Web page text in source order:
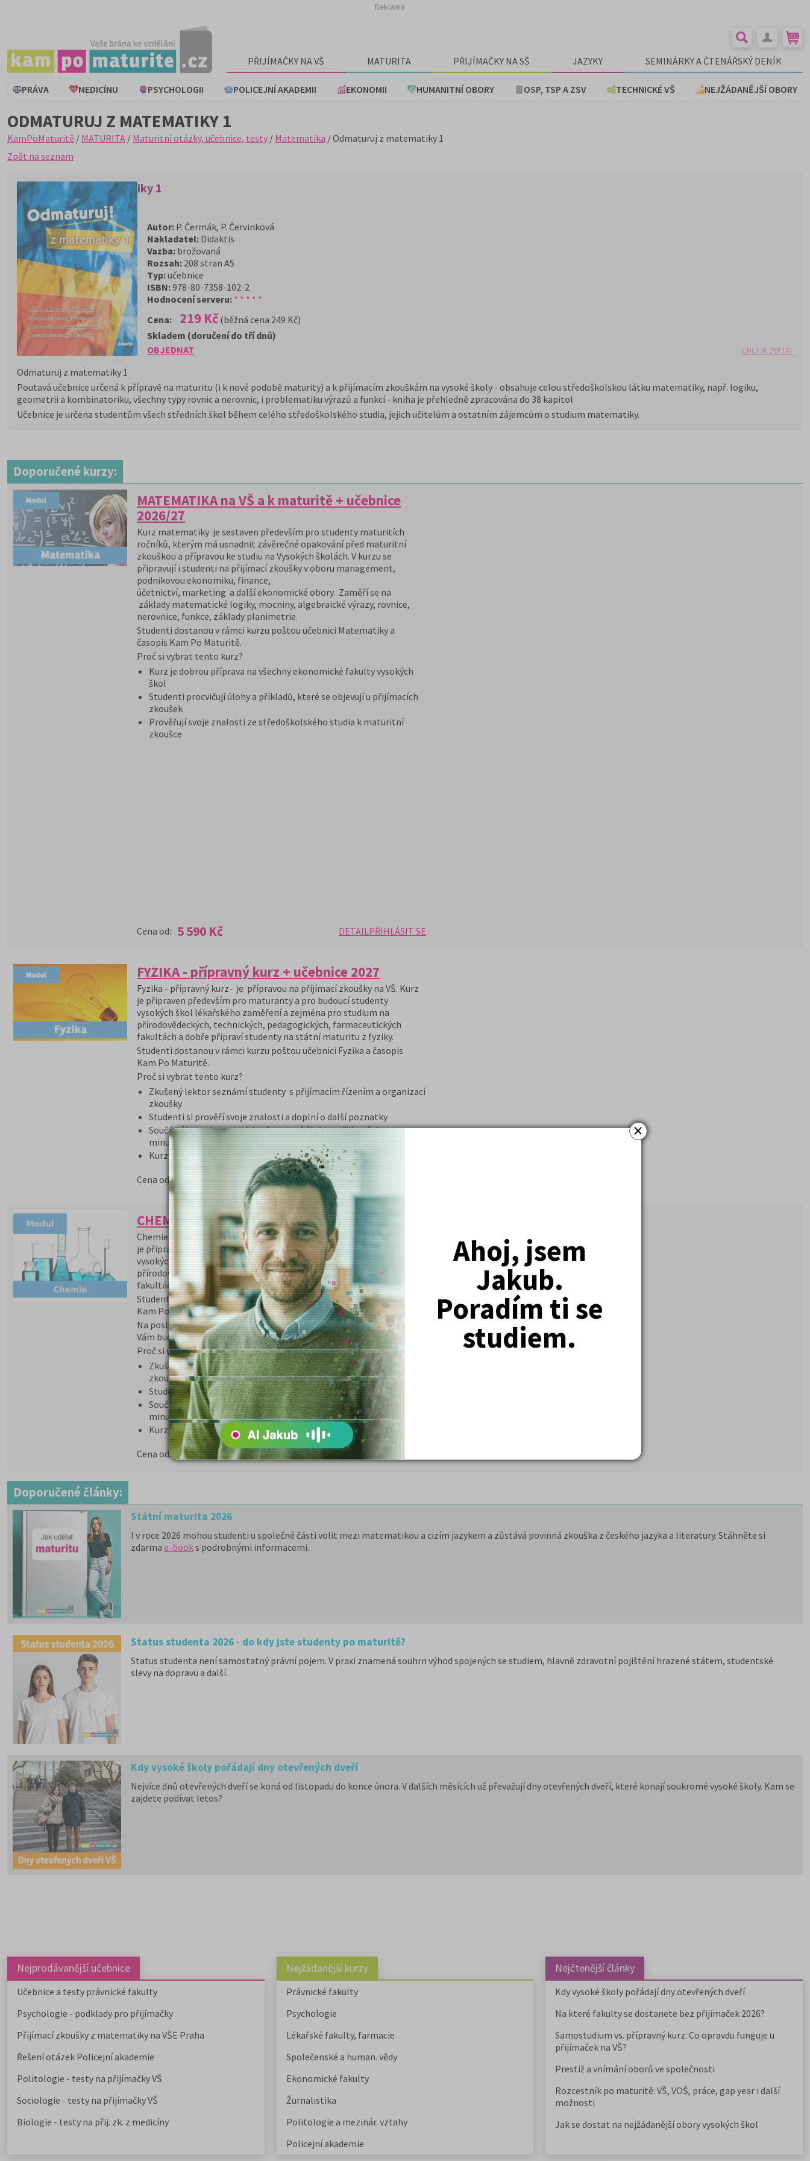
×
Ahoj, jsem
Jakub.
Poradím ti se
studiem.
Reklama
PŘIJÍMAČKY NA VŠ MATURITA PŘIJÍMAČKY NA SŠ JAZYKY SEMINÁRKY A ČTENÁŘSKÝ DENÍK
PRÁVA MEDICÍNU PSYCHOLOGII POLICEJNÍ AKADEMII EKONOMII HUMANITNÍ OBORY OSP, TSP A ZSV TECHNICKÉ VŠ NEJŽÁDANĚJŠÍ OBORY
ODMATURUJ Z MATEMATIKY 1
KamPoMaturitě / MATURITA / Maturitní otázky, učebnice, testy / Matematika / Odmaturuj z matematiky 1
Zpět na seznam
Odmaturuj z matematiky 1
Autor: P. Čermák, P. Červinková
Nakladatel: Didaktis
Vazba: brožovaná
Rozsah: 208 stran A5
Typ:učebnice
ISBN:978-80-7358-102-2
Hodnocení serveru: * * * * *
Odmaturuj z matematiky 1
Poutavá učebnice určená k přípravě na maturitu (i k nové podobě maturity) a k přijímacím zkouškám na vysoké školy - obsahuje celou středoškolskou látku matematiky, např. logiku,
geometrii a kombinatoriku, všechny typy rovnic a nerovnic, i problematiku výrazů a funkcí - kniha je přehledně zpracována do 38 kapitol
Učebnice je určena studentům všech středních škol během celého středoškolského studia, jejich učitelům a ostatním zájemcům o studium matematiky.
Cena: 219 Kč (běžná cena 249 Kč)
OBJEDNAT CHCI SE ZEPTAT
Skladem (doručení do tří dnů)
Doporučené kurzy:
MATEMATIKA na VŠ a k maturitě + učebnice
2026/27
Kurz matematiky je sestaven především pro studenty maturitích
ročníků, kterým má usnadnit závěrečné opakování před maturitní
zkouškou a přípravou ke studiu na Vysokých školách. V kurzu se
připravují i studenti na přijímací zkoušky v oboru management,
podnikovou ekonomiku, finance,
účetnictví, marketing a další ekonomické obory. Zaměří se na
základy matematické logiky, mocniny, algebraické výrazy, rovnice,
nerovnice, funkce, základy planimetrie.
Studenti dostanou v rámci kurzu poštou učebnici Matematiky a
časopis Kam Po Maturitě.
Proč si vybrat tento kurz?
Kurz je dobrou příprava na všechny ekonomické fakulty vysokých
škol
Studenti procvičují úlohy a příkladů, které se objevují u přijímacích
zkoušek
Prověřují svoje znalosti ze středoškolského studia k maturitní
zkoušce
Cena od: 5 590 Kč DETAILPŘIHLÁSIT SE
FYZIKA - přípravný kurz + učebnice 2027
Fyzika - přípravný kurz- je přípravou na příjímací zkoušky na VŠ. Kurz
je připraven především pro maturanty a pro budoucí studenty
vysokých škol lékařského zaměření a zejména pro studium na
přírodovědeckých, technických, pedagogických, farmaceutických
fakultách a dobře připraví studenty na státní maturitu z fyziky.
Studenti dostanou v rámci kurzu poštou učebnici Fyzika a časopis
Kam Po Maturitě.
Proč si vybrat tento kurz?
Zkušený lektor seznámí studenty s přijímacím řízením a organizací
zkoušky
Studenti si prověří svoje znalosti a doplní o další poznatky
Součástí kurzu jsou modelové testové úlohy z přijímaček z
minulých let
Kurzy probíhají v prezenční i online formě
Cena od: 5 590 Kč DETAIL PŘIHLÁSIT SE
CHEMIE - přípravný kurz + učebnice 2026/27
Chemie - přípravný kurz je přípravou na příjímací zkoušky na VŠ. Kurz
je připraven především pro maturanty a pro budoucí studenty
vysokých škol lékařského zaměření a zejména pro studium na
přírodovědeckých, technických, pedagogických, farmaceutických
fakultách a dobře připraví studenty na státní maturitu z chemie.
Studenti dostanou v rámci kurzu poštou učebnici CHEMIE a časopis
Kam Po Maturitě.
Na poslední chvíli zlepšíte výslednou známku z chemie a znalosti se
Vám budou hodit při zkouškách na LF.
Proč si vybrat tento kurz?
Zkušený lektor seznámí studenty s přijímacím řízením a organizací
zkoušky
Studenti si prověří svoje znalosti a doplní o další poznatky
Součástí kurzu jsou modelové testové úlohy z přijímaček z
minulých let
Kurzy probíhají v prezenční i online formě
Cena od: 5 590 Kč DETAIL PŘIHLÁSIT SE
Doporučené články:
Státní maturita 2026
I v roce 2026 mohou studenti u společné části volit mezi matematikou a cizím jazykem a zůstává povinná zkouška z českého jazyka a literatury. Stáhněte si
zdarma e-books podrobnými informacemi.
Status studenta 2026 - do kdy jste studenty po maturitě?
Status studenta není samostatný právní pojem. V praxi znamená souhrn výhod spojených se studiem, hlavně zdravotní pojištění hrazené státem, studentské
slevy na dopravu a další.
Kdy vysoké školy pořádají dny otevřených dveří
Nejvíce dnů otevřených dveří se koná od listopadu do konce února. V dalších měsících už převažují dny otevřených dveří, které konají soukromé vysoké školy. Kam se
zajdete podívat letos?
Nejprodávanější učebnice
Učebnice a testy právnické fakulty
Psychologie - podklady pro přijímačky
Přijímací zkoušky z matematiky na VŠE Praha
Řešení otázek Policejní akademie
Politologie - testy na přijímačky VŠ
Sociologie - testy na přijímačky VŠ
Biologie - testy na přij. zk. z medicíny
Nejžádanější kurzy
Právnické fakulty
Psychologie
Lékařské fakulty, farmacie
Společenské a human. vědy
Ekonomické fakulty
Žurnalistika
Politologie a mezinár. vztahy
Policejní akademie
Nejčtenější články
Kdy vysoké školy pořádají dny otevřených dveří
Na které fakulty se dostanete bez přijímaček 2026?
Samostudium vs. přípravný kurz: Co opravdu funguje u
přijímaček na VŠ?
Prestiž a vnímání oborů ve společnosti
Rozcestník po maturitě: VŠ, VOŠ, práce, gap year i další
možnosti
Jak se dostat na nejžádanější obory vysokých škol